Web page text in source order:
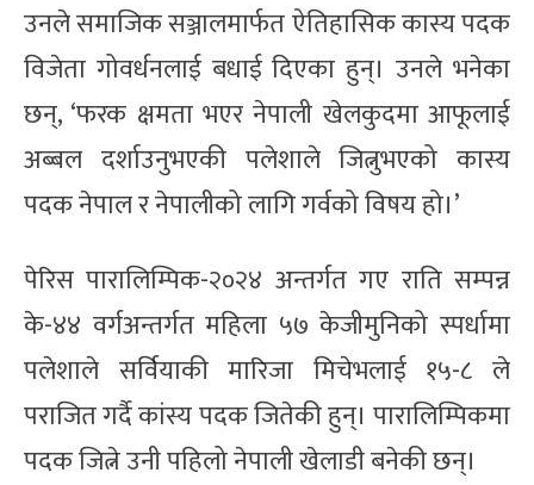
उनले समाजिक सञ्जालमार्फत ऐतिहासिक कास्य पदक
विजेता गोवर्धनलाई बधाई दिएका हुन्। उनले भनेका
छन्, ‘फरक क्षमता भएर नेपाली खेलकुदमा आफूलाई
अब्बल दर्शाउनुभएकी पलेशाले जित्नुभएको कास्य
पदक नेपाल र नेपालीको लागि गर्वको विषय हो।’
पेरिस पारालिम्पिक-२०२४ अन्तर्गत गए राति सम्पन्न
के-४४ वर्गअन्तर्गत महिला ५७ केजीमुनिको स्पर्धामा
पलेशाले सर्वियाकी मारिजा मिचेभलाई १५-८ ले
पराजित गर्दै कांस्य पदक जितेकी हुन्। पारालिम्पिकमा
पदक जित्ने उनी पहिलो नेपाली खेलाडी बनेकी छन्।